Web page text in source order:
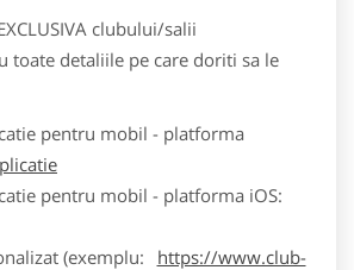
clubului/salii
toate detaliile pe care doriti sa le
pentru mobil - platforma
pentru mobil - platforma iOS:
(exemplu:
https://www.club-